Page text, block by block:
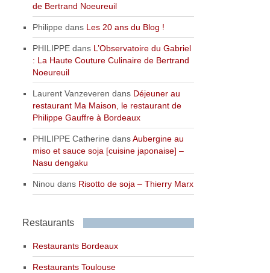
de Bertrand Noeureuil
Philippe dans Les 20 ans du Blog !
PHILIPPE dans L’Observatoire du Gabriel
: La Haute Couture Culinaire de Bertrand
Noeureuil
Laurent Vanzeveren dans Déjeuner au
restaurant Ma Maison, le restaurant de
Philippe Gauffre à Bordeaux
PHILIPPE Catherine dansAubergine au
miso et sauce soja [cuisine japonaise] –
Nasu dengaku
Ninou dans Risotto de soja – Thierry Marx
Restaurants
Restaurants Bordeaux
Restaurants Toulouse